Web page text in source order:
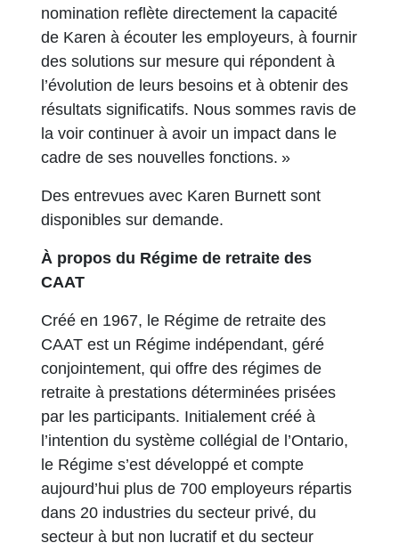
nomination reflète directement la capacité
de Karen à écouter les employeurs, à fournir
des solutions sur mesure qui répondent à
l’évolution de leurs besoins et à obtenir des
résultats significatifs. Nous sommes ravis de
la voir continuer à avoir un impact dans le
cadre de ses nouvelles fonctions. »
Des entrevues avec Karen Burnett sont
disponibles sur demande.
À propos du Régime de retraite des
CAAT
Créé en 1967, le Régime de retraite des
CAAT est un Régime indépendant, géré
conjointement, qui offre des régimes de
retraite à prestations déterminées prisées
par les participants. Initialement créé à
l’intention du système collégial de l’Ontario,
le Régime s’est développé et compte
aujourd’hui plus de 700 employeurs répartis
dans 20 industries du secteur privé, du
secteur à but non lucratif et du secteur